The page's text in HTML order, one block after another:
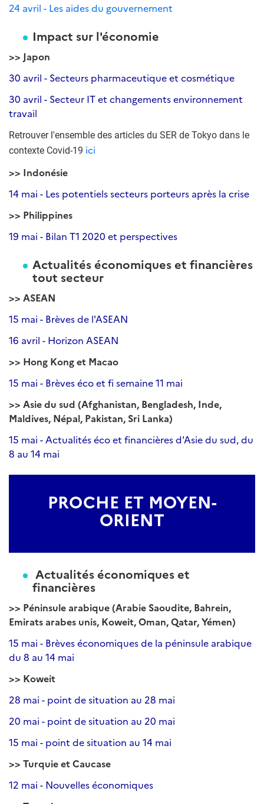
24 avril - Les aides du gouvernement
Impact sur l'économie
>> Japon
30 avril - Secteurs pharmaceutique et cosmétique
30 avril - Secteur IT et changements environnement
travail
Retrouver l'ensemble des articles du SER de Tokyo dans le
contexte Covid-19 ici
>> Indonésie
14 mai - Les potentiels secteurs porteurs après la crise
>> Philippines
19 mai - Bilan T1 2020 et perspectives
Actualités économiques et financières
tout secteur
>> ASEAN
15 mai - Brèves de l'ASEAN
16 avril - Horizon ASEAN
>> Hong Kong et Macao
15 mai - Brèves éco et fi semaine 11 mai
>> Asie du sud (Afghanistan, Bengladesh, Inde,
Maldives, Népal, Pakistan, Sri Lanka)
15 mai - Actualités éco et financières d'Asie du sud, du
8 au 14 mai
PROCHE ET MOYEN-
ORIENT
Actualités économiques et
financières
>> Péninsule arabique (Arabie Saoudite, Bahrein,
Emirats arabes unis, Koweit, Oman, Qatar, Yémen)
15 mai - Brèves économiques de la péninsule arabique
du 8 au 14 mai
>> Koweit
28 mai - point de situation au 28 mai
20 mai - point de situation au 20 mai
15 mai - point de situation au 14 mai
>> Turquie et Caucase
12 mai - Nouvelles économiques